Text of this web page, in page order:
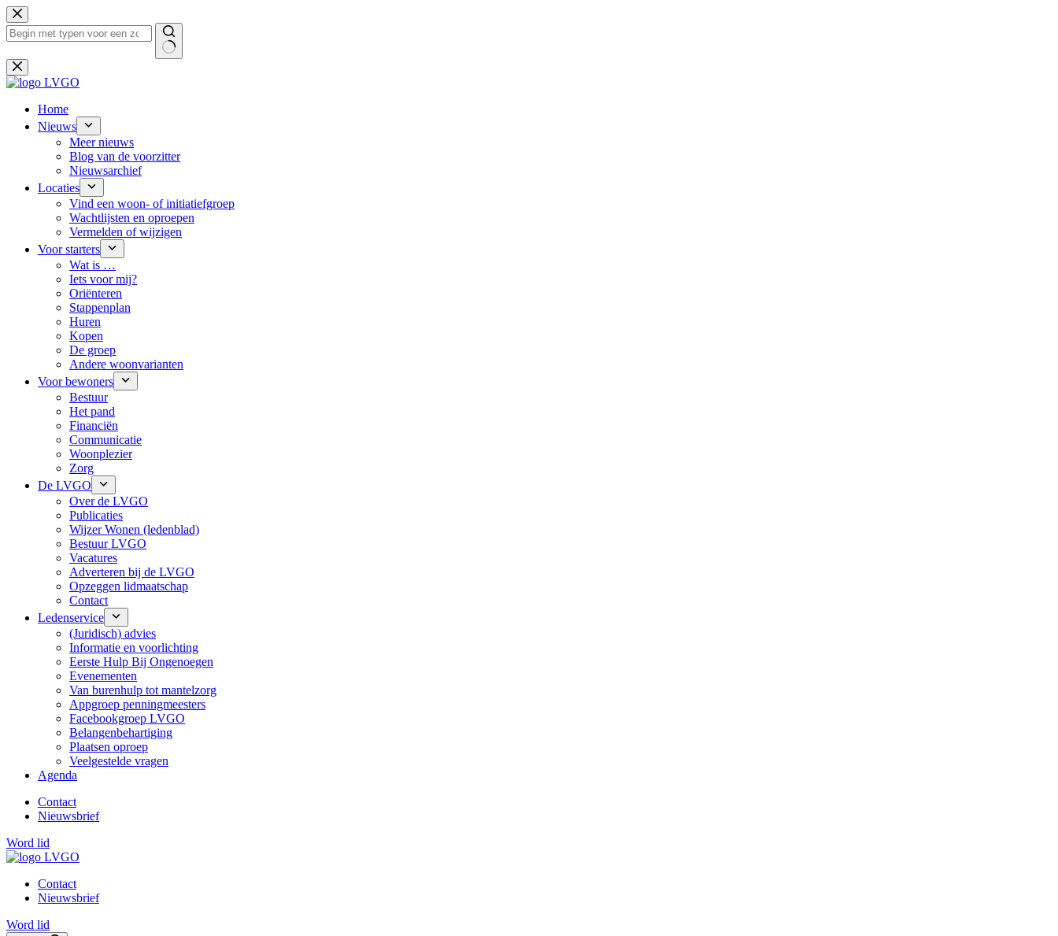
Ga
naar
de
Geen
resultaten
Home
Nieuws
Meer nieuws
Blog van de voorzitter
Nieuwsarchief
Locaties
Vind een woon- of initiatiefgroep
Wachtlijsten en oproepen
Vermelden of wijzigen
Voor starters
Wat is …
Iets voor mij?
Oriënteren
Stappenplan
Huren
Kopen
De groep
Andere woonvarianten
Voor bewoners
Bestuur
Het pand
Financiën
Communicatie
Woonplezier
Zorg
De LVGO
Over de LVGO
Publicaties
Wijzer Wonen (ledenblad)
Bestuur LVGO
Vacatures
Adverteren bij de LVGO
Opzeggen lidmaatschap
Contact
Ledenservice
(Juridisch) advies
Informatie en voorlichting
Eerste Hulp Bij Ongenoegen
Evenementen
Van burenhulp tot mantelzorg
Appgroep penningmeesters
Facebookgroep LVGO
Belangenbehartiging
Plaatsen oproep
Veelgestelde vragen
Agenda
Contact
Nieuwsbrief
Word lid
Contact
Nieuwsbrief
Word lid